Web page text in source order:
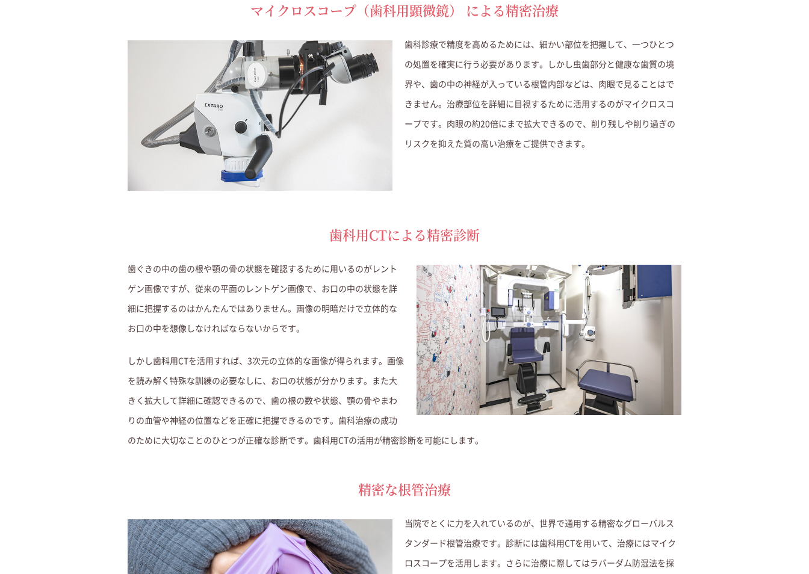
マイクロスコープ（歯科用顕微鏡） による精密治療
歯科診療で精度を高めるためには、細かい部位を把握して、一つひとつ
の処置を確実に行う必要があります。しかし虫歯部分と健康な歯質の境
界や、歯の中の神経が入っている根管内部などは、肉眼で見ることはで
きません。 治療部位を詳細に目視するために活用するのがマイクロスコ
ープです。肉眼の約20倍にまで拡大できるので、削り残しや削り過ぎの
リスクを抑えた質の高い治療をご提供できます。
歯科用CTによる精密診断
歯ぐきの中の歯の根や顎の骨の状態を確認するために用いるのがレント
ゲン画像ですが、従来の平面のレントゲン画像で、お口の中の状態を詳
細に把握するのはかんたんではありません。画像の明暗だけで立体的な
お口の中を想像しなければならないからです。
しかし歯科用CTを活用すれば、3次元の立体的な画像が得られます。画像
を読み解く特殊な訓練の必要なしに、お口の状態が分かります。 また大
きく拡大して詳細に確認できるので、歯の根の数や状態、顎の骨やまわ
りの血管や神経の位置などを正確に把握できるのです。歯科治療の成功
のために大切なことのひとつが正確な診断です。歯科用CTの活用が精密診断を可能にします。
精密な根管治療
当院でとくに力を入れているのが、世界で通用する精密なグローバルス
タンダード根管治療です。診断には歯科用CTを用いて、治療にはマイク
ロスコープを活用します。さらに治療に際してはラバーダム防湿法を採